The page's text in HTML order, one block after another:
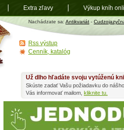
Antikvariát
shop.sk
Nachádzate sa: Antikvariát -
Už dlho hľadáte svoju vytúženú
Skúste zadať Vašu požiadavku do
Vás informovať mailom, kliknite tu.
Rss výstup
Cenník, katalóg
Extra zľavy Výkup kníh